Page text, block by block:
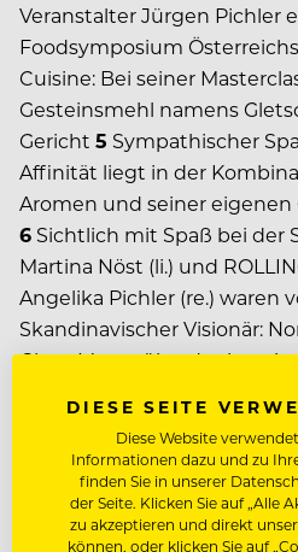
Veranstalter Jürgen Pichler
Foodsymposium Österreichs
Cuisine: Bei seiner
Gesteinsmehl namens
Gericht 5 Sympathischer
Affinität liegt in der
Aromen und seiner
6 Sichtlich mit Spaß bei der
Martina Nöst (li.) und
Angelika Pichler (re.) waren
Skandinavischer Visionär:
Claus Meyer überdenkt seit
CHEFDAYS-Gästen richtig
7-Veteran: Roland Trettl ließ
kaum Fragen offen10
DIESE SEITE
Diese Website
Informationen dazu und zu
finden Sie in unserer
der Seite. Klicken Sie auf „Alle
zu akzeptieren und direkt
können, oder klicken Sie auf